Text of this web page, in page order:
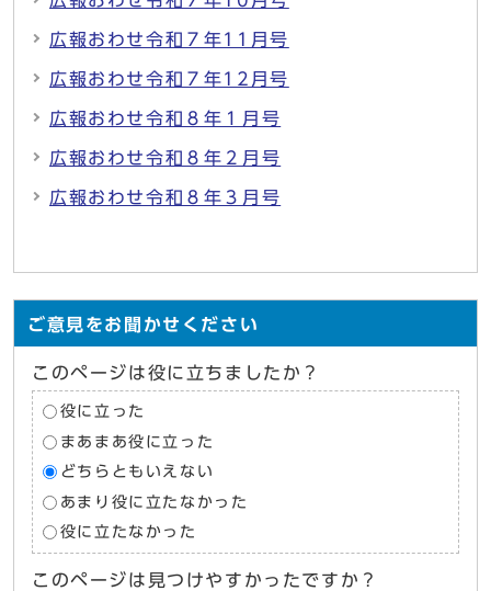
広報おわせ令和７年11月号
広報おわせ令和７年12月号
広報おわせ令和８年１月号
広報おわせ令和８年２月号
広報おわせ令和８年３月号
ご意見をお聞かせください
このページは役に立ちましたか？
役に立った
まあまあ役に立った
どちらともいえない
あまり役に立たなかった
役に立たなかった
このページは見つけやすかったですか？